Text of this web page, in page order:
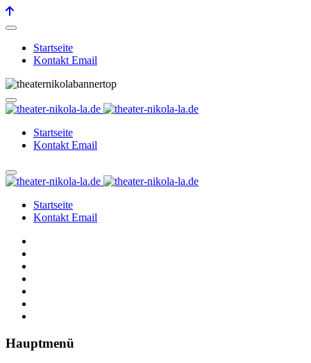
Startseite
Kontakt Email
Startseite
Kontakt Email
Startseite
Kontakt Email
Hauptmenü